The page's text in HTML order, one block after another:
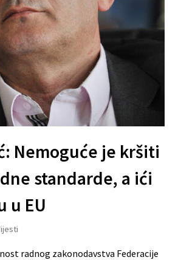
Nemoguće je kršiti
standarde, a ići
u EU
radnog zakonodavstva Federacije